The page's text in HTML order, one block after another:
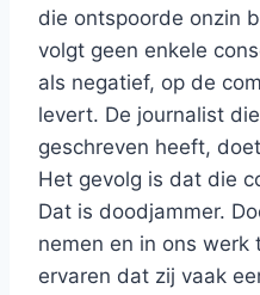
die ontspoorde onzin
volgt geen enkele
als negatief, op de
levert. De journalist
geschreven heeft,
Het gevolg is dat die
Dat is doodjammer.
nemen en in ons
ervaren dat zij vaak